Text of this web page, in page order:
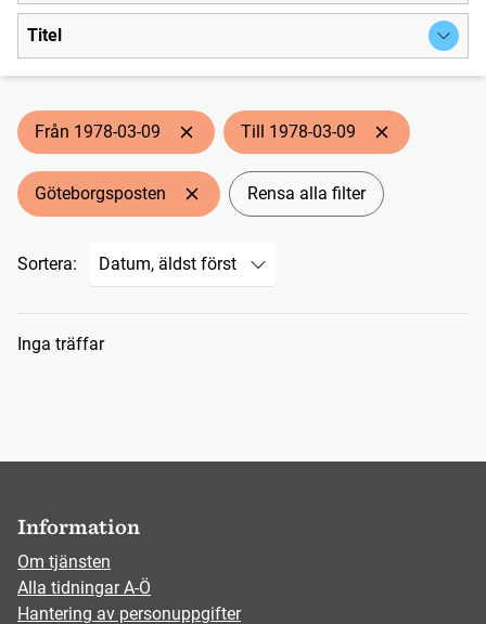
Titel
Från 1978-03-09 Till 1978-03-09
Göteborgsposten Rensa alla filter
Sortera:
Sökresultat
Inga träffar
Information
Om tjänsten
Alla tidningar A-Ö
Hantering av personuppgifter